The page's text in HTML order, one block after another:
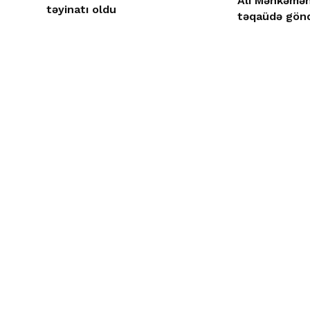
təyinatı oldu
təqaüdə